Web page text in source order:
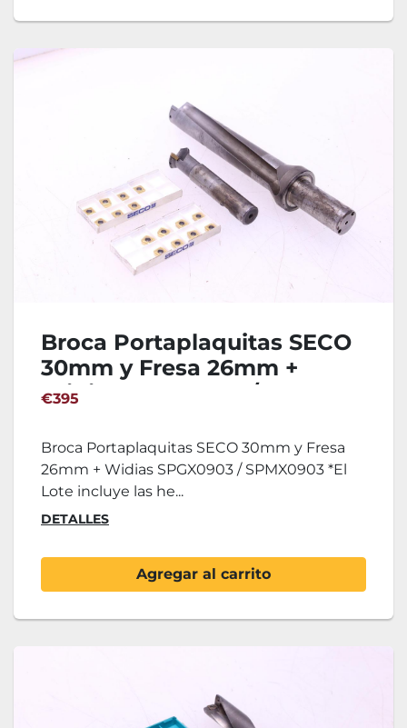
Broca Portaplaquitas SECO
30mm y Fresa 26mm +
Widias SPGX0903 /
€395
Broca Portaplaquitas SECO 30mm y Fresa
26mm + Widias SPGX0903 / SPMX0903 *El
Lote incluye las he...
DETALLES
Agregar al carrito